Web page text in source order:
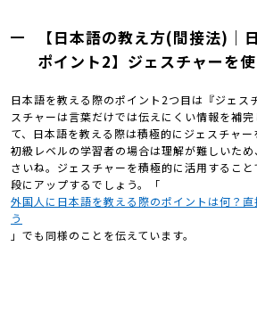
【日本語の教え方(間接法)｜
ポイント2】ジェスチャーを使
日本語を教える際のポイント2つ目は『ジェス
スチャーは言葉だけでは伝えにくい情報を補
て、日本語を教える際は積極的にジェスチャー
初級レベルの学習者の場合は理解が難しいた
さいね。ジェスチャーを積極的に活用するこ
段にアップするでしょう。「
外国人に日本語を教える際のポイントは何？
う
」でも同様のことを伝えています。